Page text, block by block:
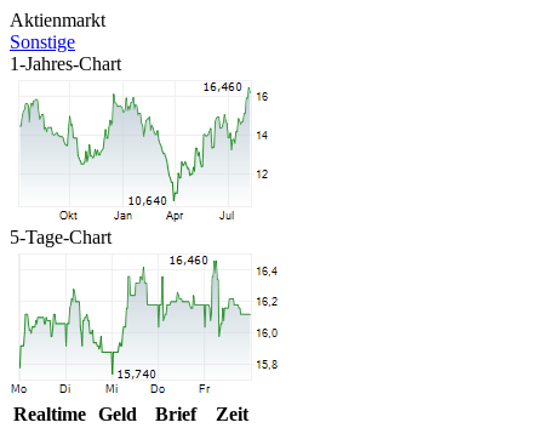
Aktienmarkt
Sonstige
1-Jahres-Chart
5-Tage-Chart
Realtime Geld Brief
Zeit